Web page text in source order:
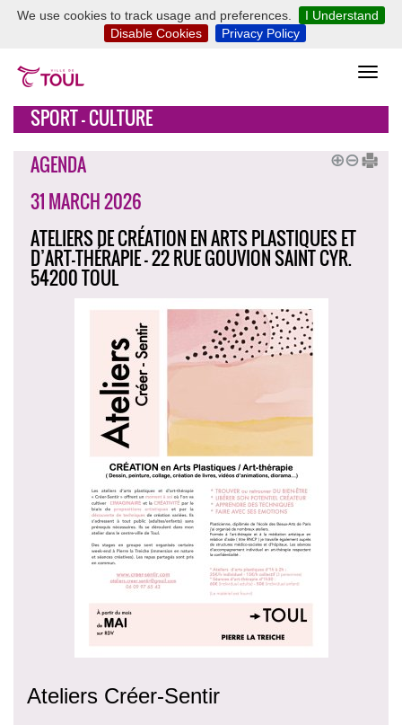
We use cookies to track usage and preferences.
I Understand
Disable Cookies
Privacy Policy
SPORT - CULTURE
AGENDA
31 MARCH 2026
ATELIERS DE CRÉATION EN ARTS PLASTIQUES ET
D’ART-THÉRAPIE - 22 RUE GOUVION SAINT CYR.
54200 TOUL
Ateliers Créer-Sentir